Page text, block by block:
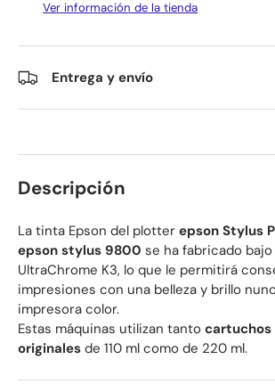
Ver información de la tienda
Entrega y envío
Descripción
La tinta Epson del plotter epson Stylus
epson stylus 9800 se ha fabricado
UltraChrome K3, lo que le permitirá
impresiones con una belleza y brillo
impresora color.
Estas máquinas utilizan tanto
originales de 110 ml como de 220 ml.